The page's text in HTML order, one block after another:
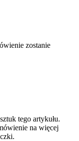
zostanie
tego artykułu.
na więcej